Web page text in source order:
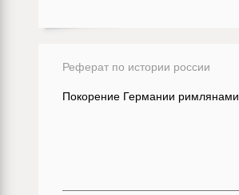
Реферат по истории россии
Покорение Германии римлянами